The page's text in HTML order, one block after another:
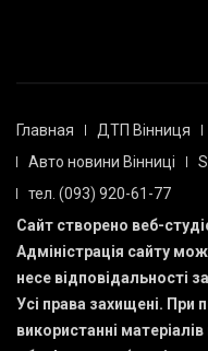
Главная ДТП Вінниця
Авто новини Вінниці
тел. (093) 920-61-77
Сайт створено веб-
Адміністрація сайту
несе відповідальності
Усі права захищені. При
використанні